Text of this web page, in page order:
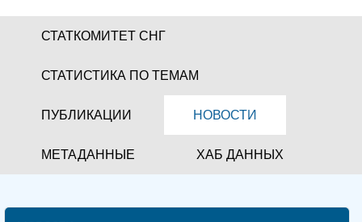
СТАТКОМИТЕТ СНГ
СТАТИСТИКА ПО ТЕМАМ
ПУБЛИКАЦИИ НОВОСТИ
МЕТАДАННЫЕ ХАБ ДАННЫХ